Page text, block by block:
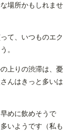
場所かもしれませ
て、いつものエク
。
上りの渋滞は、憂
んはきっと多いは
めに飲めそうで
いようです（私も